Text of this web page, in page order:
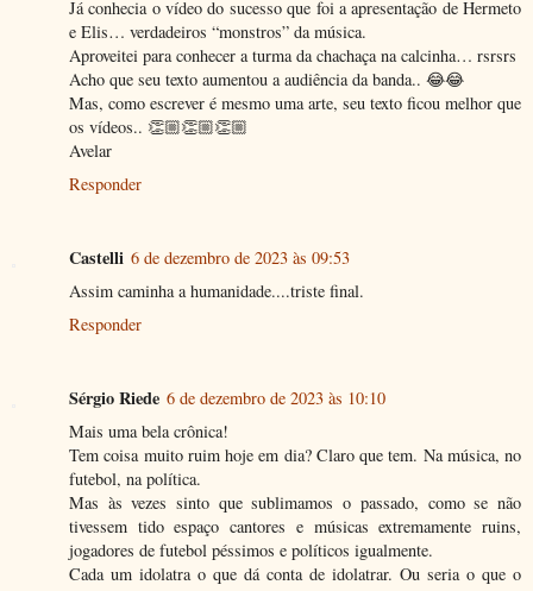
Já conhecia o vídeo do sucesso que foi a apresentação de Hermeto
e Elis… verdadeiros “monstros” da música.
Aproveitei para conhecer a turma da chachaça na calcinha… rsrsrs
Acho que seu texto aumentou a audiência da banda.. 😂😂
Mas, como escrever é mesmo uma arte, seu texto ficou melhor que
os vídeos.. 👏🏼👏🏼👏🏼
Avelar
Responder
Castelli 6 de dezembro de 2023 às 09:53
Assim caminha a humanidade....triste final.
Responder
Sérgio Riede 6 de dezembro de 2023 às 10:10
Mais uma bela crônica!
Tem coisa muito ruim hoje em dia? Claro que tem. Na música, no
futebol, na política.
Mas às vezes sinto que sublimamos o passado, como se não
tivessem tido espaço cantores e músicas extremamente ruins,
jogadores de futebol péssimos e políticos igualmente.
Cada um idolatra o que dá conta de idolatrar. Ou seria o que o